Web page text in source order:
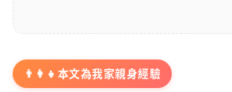
👨‍👩‍👧 本文為我家親身經驗